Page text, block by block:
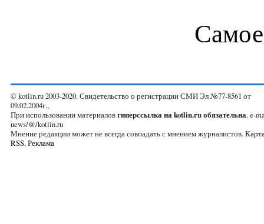
© kotlin.ru 2003-2020. Свидетельство о регистрации СМИ Эл №77-8561 от
09.02.2004г.,
При использовании материаловгиперссылка на kotlin.ru обязательна. e-
news/@/kotlin.ru
Мнение редакции может не всегда совпадать с мнением журналистов.
RSS,Реклама